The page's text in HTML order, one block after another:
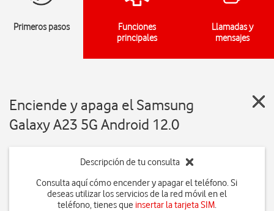
Primeros pasos
Funciones
principales
Llamadas y
mensajes
Enciende y apaga el Samsung
Galaxy A23 5G Android 12.0
Descripción de tu consulta
Consulta aquí cómo encender y apagar el teléfono. Si
deseas utilizar los servicios de la red móvil en el
teléfono, tienes que insertar la tarjeta SIM.